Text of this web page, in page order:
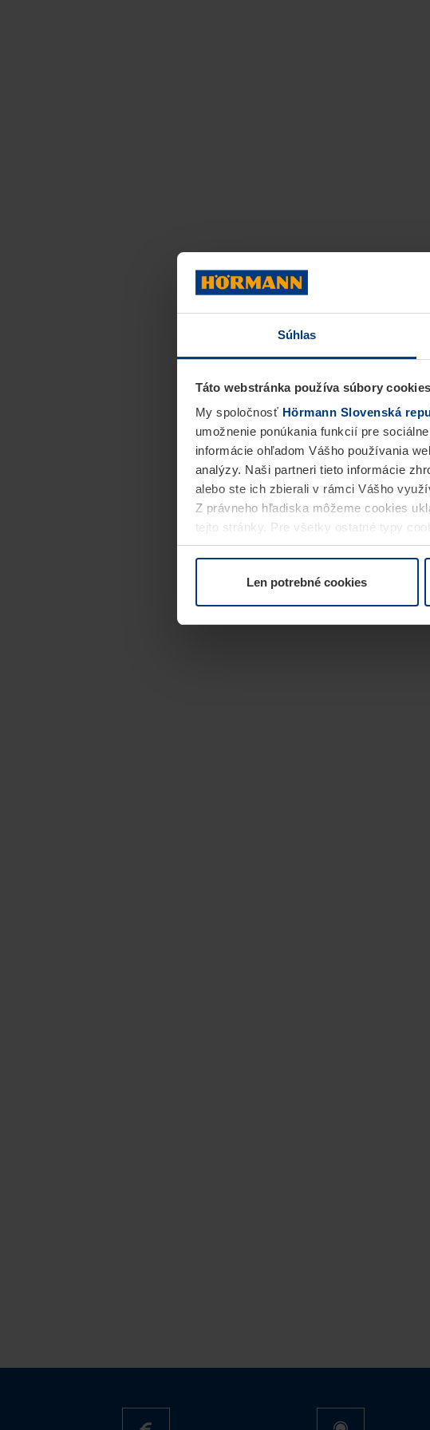
Súhlas
Táto webstránka používa súbory cookies
My spoločnosť Hörmann Slovenská
umožnenie ponúkania funkcií pre
informácie ohľadom Vášho používania
analýzy. Naši partneri tieto informácie
alebo ste ich zbierali v rámci Vášho
Z právneho hľadiska môžeme cookies
tejto stránky. Pre všetky ostatné typy
alebo odvolať vo vysvetlení cookie na
Len potrebné cookies